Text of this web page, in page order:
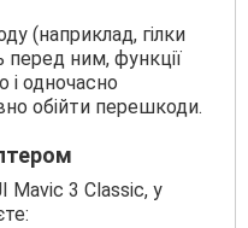
(наприклад, гілки
перед ним, функції
і одночасно
обійти перешкоди.
Mavic 3 Classic, у